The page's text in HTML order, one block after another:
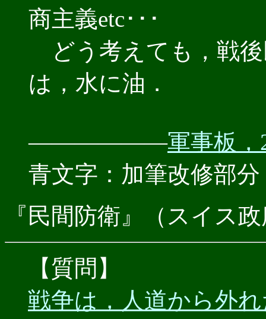
商主義etc･･･
どう考えても，戦
は，水に油．
――――――軍事板，
青文字：加筆改修部分
『民間防衛』（スイス
【質問】
戦争は，人道から外